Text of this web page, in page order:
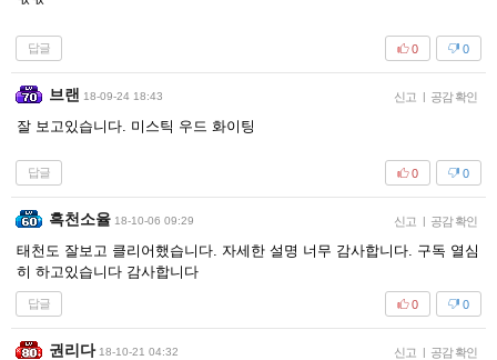
답글 0
0
브랜 18-09-24 18:43 신고 | 공감 확인
잘 보고있습니다. 미스틱 우드 화이팅
답글 0
0
흑천소율 18-10-06 09:29 신고 | 공감 확인
태천도 잘보고 클리어했습니다. 자세한 설명 너무 감사합니다. 구독 열심
히 하고있습니다 감사합니다
답글 0
0
권리다 18-10-21 04:32 신고 | 공감 확인